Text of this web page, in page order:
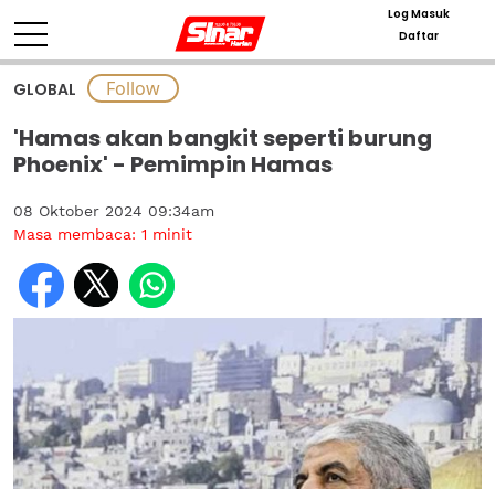
Log Masuk
Daftar
GLOBAL
'Hamas akan bangkit seperti burung
Phoenix' - Pemimpin Hamas
08 Oktober 2024 09:34am
Masa membaca: 1 minit